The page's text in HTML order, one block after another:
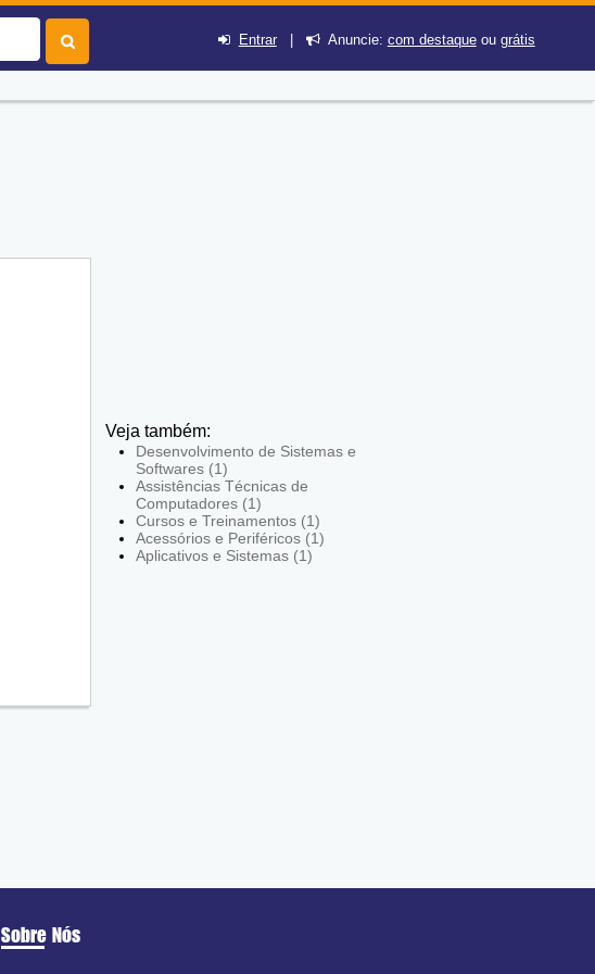
Entrar| Anuncie: com destaqueou grátis
Veja também:
Desenvolvimento de Sistemas e
Softwares (1)
Assistências Técnicas de
Computadores (1)
Cursos e Treinamentos (1)
Acessórios e Periféricos (1)
Aplicativos e Sistemas (1)
Sobre Nós